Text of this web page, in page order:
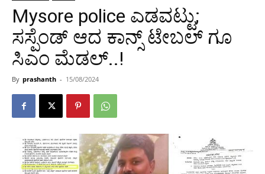
Mysore police ಎಡವಟ್ಟು;
ಸಸ್ಪೆಂಡ್ ಆದ ಕಾನ್ಸ್‌ ಟೇಬಲ್ ಗೂ
ಸಿಎಂ ಮೆಡಲ್..!
By prashanth - 15/08/2024